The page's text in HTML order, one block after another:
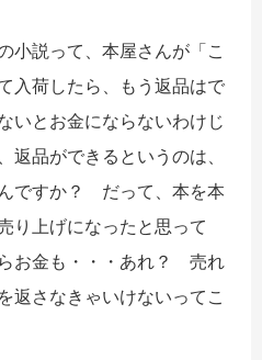
小説って、本屋さんが「こ
入荷したら、もう返品はで
いとお金にならないわけじ
返品ができるというのは、
ですか？ だって、本を本
り上げになったと思って
お金も・・・あれ？ 売れ
返さなきゃいけないってこ